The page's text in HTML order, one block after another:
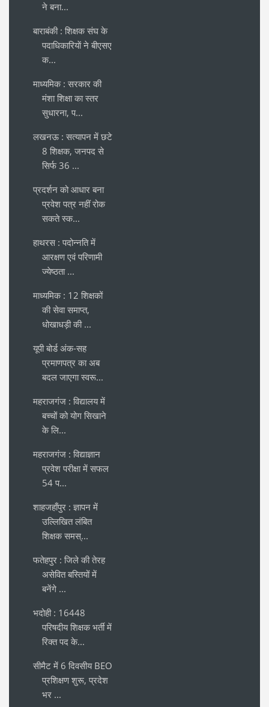
ने बना...
बाराबंकी : शिक्षक संघ के
पदाधिकारियाें ने बीएसए
क...
माध्यमिक : सरकार की
मंशा शिक्षा का स्तर
सुधारना, प...
लखनऊ : सत्यापन में छटे
8 शिक्षक, जनपद से
सिर्फ 36 ...
प्रदर्शन को आधार बना
प्रवेश पत्र नहीं रोक
सकते स्क...
हाथरस : पदोन्नति में
आरक्षण एवं परिणामी
ज्येष्ठता ...
माध्यमिक : 12 शिक्षकों
की सेवा समाप्त,
धोखाधड़ी की ...
यूपी बोर्ड अंक-सह
प्रमाणपत्र का अब
बदल जाएगा स्वरू...
महराजगंज : विद्यालय में
बच्चों को योग सिखाने
के लि...
महराजगंज : विद्याज्ञान
प्रवेश परीक्षा में सफल
54 प...
शाहजहाँपुर : ज्ञापन में
उल्लिखित लंबित
शिक्षक समस्...
फतेहपुर : जिले की तेरह
असेवित बस्तियों में
बनेंगे ...
भदोही : 16448
परिषदीय शिक्षक भर्ती में
रिक्त पद के...
सीमैट में 6 दिवसीय BEO
प्रशिक्षण शुरू, प्रदेश
भर ...